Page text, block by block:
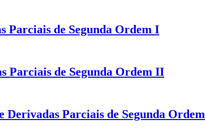
Parciais de Segunda Ordem I
Parciais de Segunda Ordem II
Derivadas Parciais de Segunda Ordem